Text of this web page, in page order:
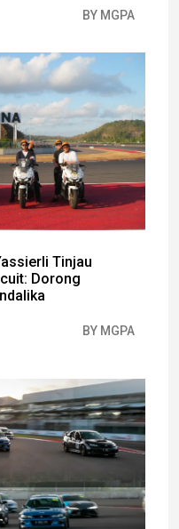
BY MGPA
Tinjau
Dorong
BY MGPA